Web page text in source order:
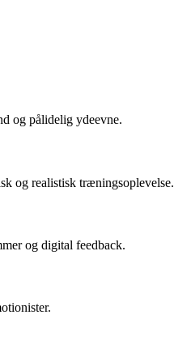
og pålidelig ydeevne.
og realistisk træningsoplevelse.
og digital feedback.